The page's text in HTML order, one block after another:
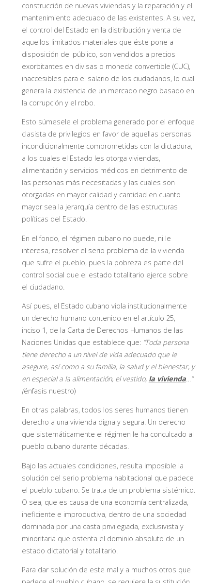
construcción de nuevas viviendas y la reparación y el
mantenimiento adecuado de las existentes. A su vez,
el control del Estado en la distribución y venta de
aquellos limitados materiales que éste pone a
disposición del público, son vendidos a precios
exorbitantes en divisas o moneda convertible (CUC),
inaccesibles para el salario de los ciudadanos, lo cual
genera la existencia de un mercado negro basado en
la corrupción y el robo.
Esto súmesele el problema generado por el enfoque
clasista de privilegios en favor de aquellas personas
incondicionalmente comprometidas con la dictadura,
a los cuales el Estado les otorga viviendas,
alimentación y servicios médicos en detrimento de
las personas más necesitadas y las cuales son
otorgadas en mayor calidad y cantidad en cuanto
mayor sea la jerarquía dentro de las estructuras
políticas del Estado.
En el fondo, el régimen cubano no puede, ni le
interesa, resolver el serio problema de la vivienda
que sufre el pueblo, pues la pobreza es parte del
control social que el estado totalitario ejerce sobre
el ciudadano.
Así pues, el Estado cubano viola institucionalmente
un derecho humano contenido en el artículo 25,
inciso 1, de la Carta de Derechos Humanos de las
Naciones Unidas que establece que: “Toda persona
tiene derecho a un nivel de vida adecuado que le
asegure, así como a su familia, la salud y el bienestar, y
en especial a la alimentación, el vestido, la vivienda…”
(énfasis nuestro)
En otras palabras, todos los seres humanos tienen
derecho a una vivienda digna y segura. Un derecho
que sistemáticamente el régimen le ha conculcado al
pueblo cubano durante décadas.
Bajo las actuales condiciones, resulta imposible la
solución del serio problema habitacional que padece
el pueblo cubano. Se trata de un problema sistémico.
O sea, que es causa de una economía centralizada,
ineficiente e improductiva, dentro de una sociedad
dominada por una casta privilegiada, exclusivista y
minoritaria que ostenta el dominio absoluto de un
estado dictatorial y totalitario.
Para dar solución de este mal y a muchos otros que